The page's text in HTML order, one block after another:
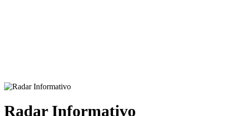
Radar Informativo